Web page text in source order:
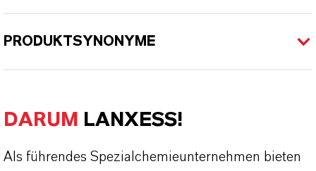
PRODUKTSYNONYME
DARUM LANXESS!
Als führendes Spezialchemieunternehmen bieten